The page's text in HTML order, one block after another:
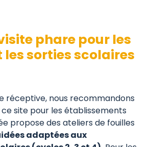
phare pour les
les sorties scolaires
réceptive, nous recommandons
site pour les établissements
propose des ateliers de fouilles
adaptées aux